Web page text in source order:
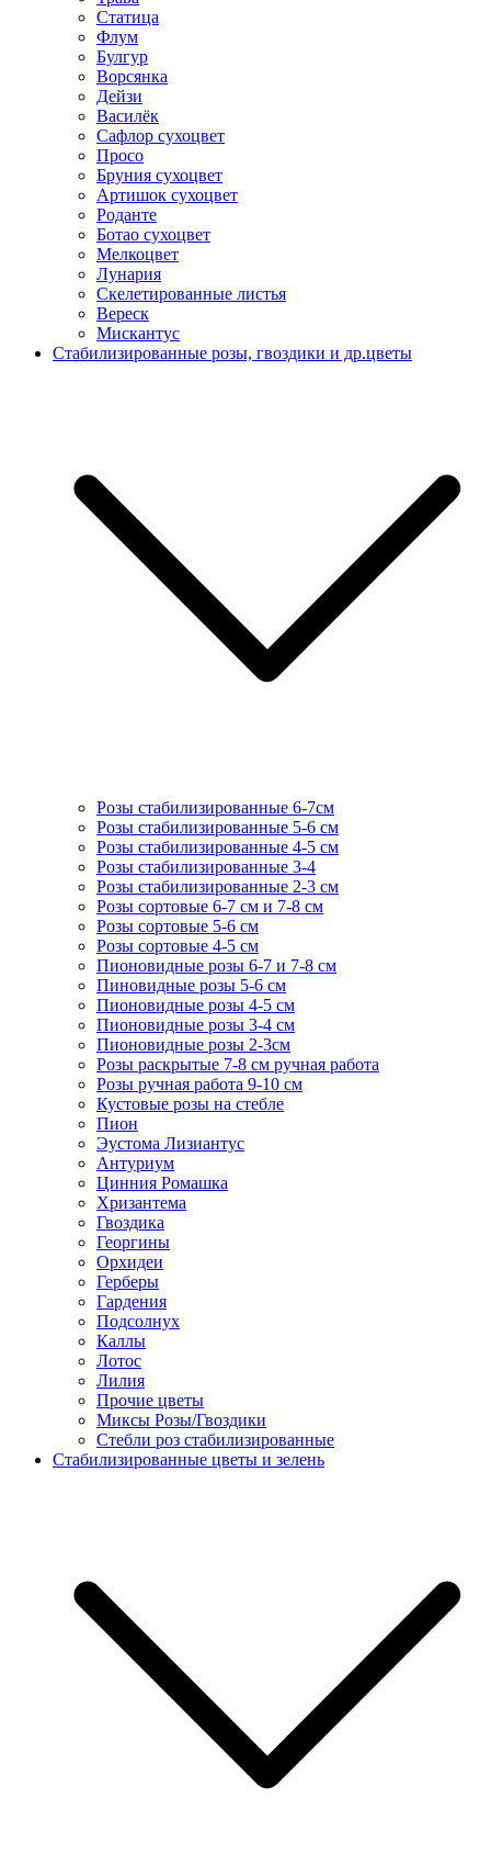
Статица
Флум
Булгур
Ворсянка
Дейзи
Василёк
Сафлор сухоцвет
Просо
Бруния сухоцвет
Артишок сухоцвет
Роданте
Ботао сухоцвет
Мелкоцвет
Лунария
Скелетированные листья
Вереск
Мискантус
Стабилизированные розы, гвоздики и др.цветы
Розы стабилизированные 6-7см
Розы стабилизированные 5-6 см
Розы стабилизированные 4-5 см
Розы стабилизированные 3-4
Розы стабилизированные 2-3 см
Розы сортовые 6-7 см и 7-8 см
Розы сортовые 5-6 см
Розы сортовые 4-5 см
Пионовидные розы 6-7 и 7-8 см
Пиновидные розы 5-6 см
Пионовидные розы 4-5 см
Пионовидные розы 3-4 см
Пионовидные розы 2-3см
Розы раскрытые 7-8 см ручная работа
Розы ручная работа 9-10 см
Кустовые розы на стебле
Пион
Эустома Лизиантус
Антуриум
Цинния Ромашка
Хризантема
Гвоздика
Георгины
Орхидеи
Герберы
Гардения
Подсолнух
Каллы
Лотос
Лилия
Прочие цветы
Миксы Розы/Гвоздики
Стебли роз стабилизированные
Стабилизированные цветы и зелень